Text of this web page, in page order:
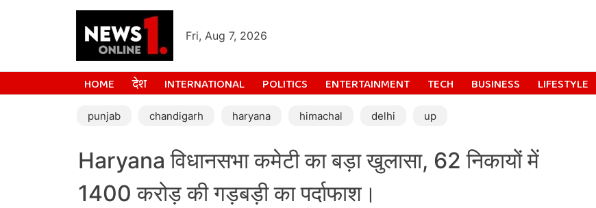
Fri, Aug 7, 2026
HOME देश INTERNATIONAL POLITICS ENTERTAINMENT TECH BUSINESS LIFESTYLE
punjab chandigarh haryana himachal delhi up
Haryana विधानसभा कमेटी का बड़ा खुलासा, 62 निकायों में
1400 करोड़ की गड़बड़ी का पर्दाफाश।